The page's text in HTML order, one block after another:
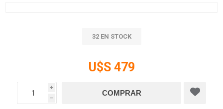
32 EN STOCK
U$S 479
i
h